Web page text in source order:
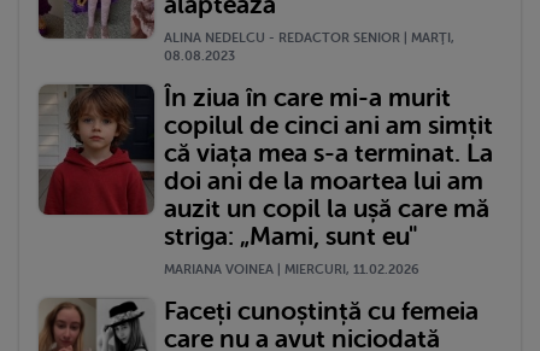
ALINA NEDELCU - REDACTOR SENIOR | MARŢI,
08.08.2023
În ziua în care mi-a murit
copilul de cinci ani am simțit
că viața mea s-a terminat. La
doi ani de la moartea lui am
auzit un copil la ușă care mă
striga: „Mami, sunt eu"
MARIANA VOINEA | MIERCURI, 11.02.2026
Faceți cunoștință cu femeia
care nu a avut niciodată